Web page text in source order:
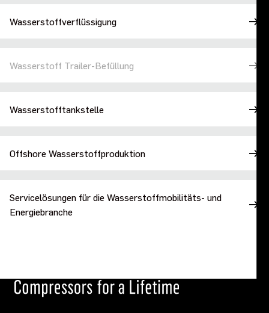
Wasserstoffverflüssigung
Wasserstoff Trailer-Befüllung
Wasserstofftankstelle
Offshore Wasserstoffproduktion
Servicelösungen für die Wasserstoffmobilitäts- und
Energiebranche